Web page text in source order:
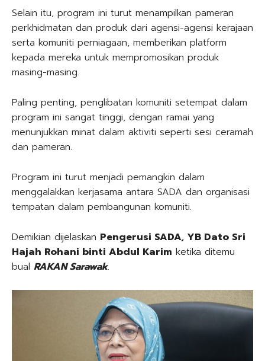
Selain itu, program ini turut menampilkan pameran
perkhidmatan dan produk dari agensi-agensi kerajaan
serta komuniti perniagaan, memberikan platform
kepada mereka untuk mempromosikan produk
masing-masing.
Paling penting, penglibatan komuniti setempat dalam
program ini sangat tinggi, dengan ramai yang
menunjukkan minat dalam aktiviti seperti sesi ceramah
dan pameran.
Program ini turut menjadi pemangkin dalam
menggalakkan kerjasama antara SADA dan organisasi
tempatan dalam pembangunan komuniti.
Demikian dijelaskan Pengerusi SADA, YB Dato Sri
Hajah Rohani binti Abdul Karim ketika ditemu
bual RAKAN Sarawak.